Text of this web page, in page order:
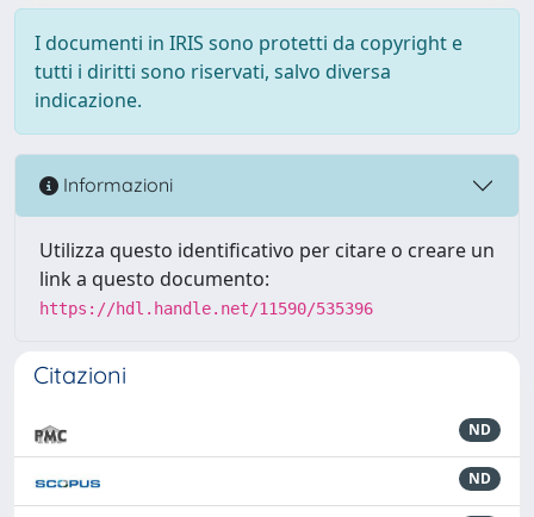
I documenti in IRIS sono protetti da copyright e
tutti i diritti sono riservati, salvo diversa
indicazione.
Informazioni
Utilizza questo identificativo per citare o creare un
link a questo documento:
https://hdl.handle.net/11590/535396
Citazioni
ND
ND